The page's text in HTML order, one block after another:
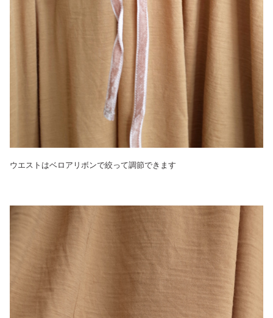
ウエストはベロアリボンで絞って調節できます